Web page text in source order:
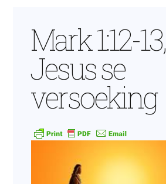
Mark 1:12-13,
Jesus se
versoeking